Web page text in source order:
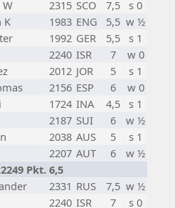
W 2315 SCO 7,5
s 0
K 1983 ENG 5,5 w ½
1992 GER 5,5
s 1
2240 ISR 7
w 0
2012 JOR 5
s 1
2156 ESP 6
w 0
1724 INA 4,5
s 1
2187 SUI 6
w ½
2038 AUS 5
s 1
2207 AUT 6
w ½
Pkt. 6,5
2331 RUS 7,5 w ½
2240 ISR 7
s 0